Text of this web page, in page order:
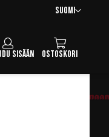
Kieli
Suomi
Ostoskori
sisään